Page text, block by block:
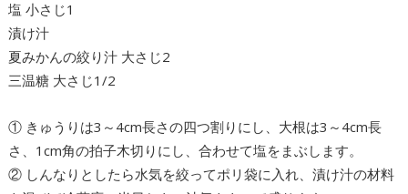
塩 小さじ1
漬け汁
夏みかんの絞り汁 大さじ2
三温糖 大さじ1/2
① きゅうりは3～4cm長さの四つ割りにし、大根は3～4cm長
さ、1cm角の拍子木切りにし、合わせて塩をまぶします。
② しんなりとしたら水気を絞ってポリ袋に入れ、漬け汁の材料